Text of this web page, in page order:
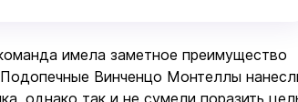
имела заметное преимущество
Винченцо Монтеллы